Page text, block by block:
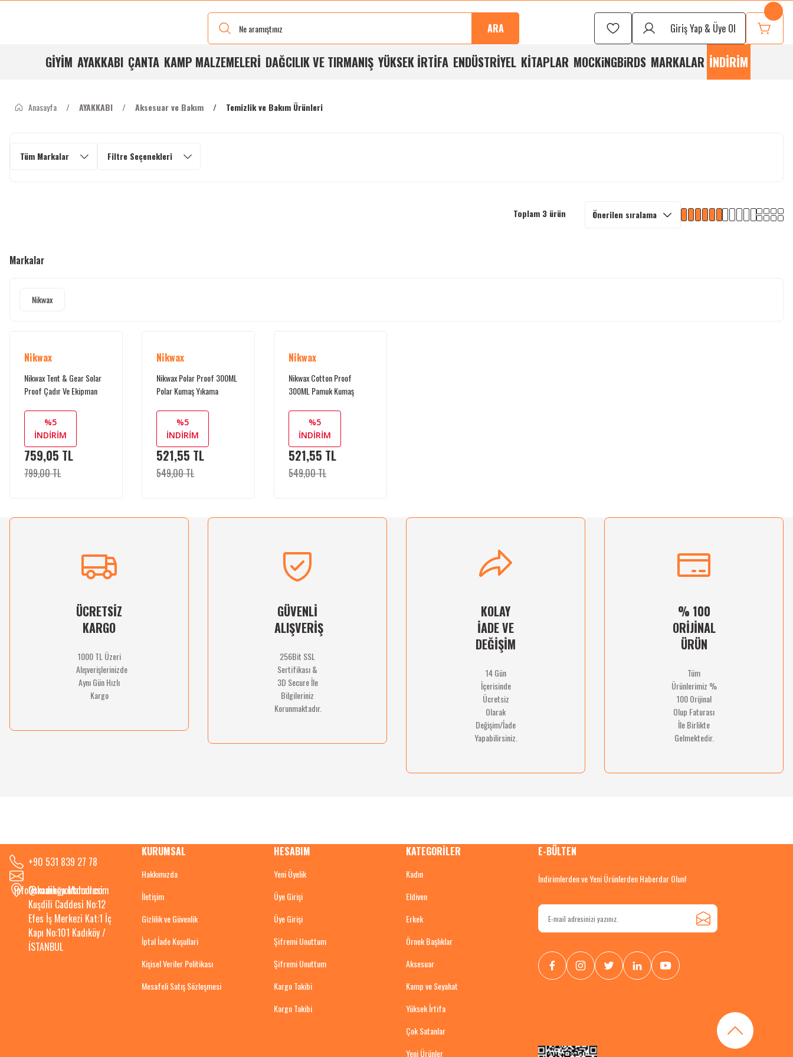
Ve Bedenleri
ile
Stoğumuzda
Buluşma
Kalite
Ücretsiz
Gün
İmkanı
ARA Giriş Yap & Üye Ol
GİYİM AYAKKABI ÇANTA KAMP MALZEMELERİ DAĞCILIK VE TIRMANIŞ YÜKSEK İRTİFA ENDÜSTRİYEL KİTAPLAR MOCKiNGBiRDS MARKALAR İNDİRİM
Anasayfa AYAKKABI Aksesuar ve Bakım Temizlik ve Bakım Ürünleri
Tüm Markalar Filtre Seçenekleri
Toplam 3 ürün
Markalar
Nikwax
Nikwax
Nikwax Tent & Gear Solar
Proof Çadır Ve Ekipman
%5
İNDİRİM
759,05 TL
799,00 TL
Nikwax
Nikwax Polar Proof 300ML
Polar Kumaş Yıkama
%5
İNDİRİM
521,55 TL
549,00 TL
Nikwax
Nikwax Cotton Proof
300ML Pamuk Kumaş
%5
İNDİRİM
521,55 TL
549,00 TL
ÜCRETSİZ
KARGO
1000 TL Üzeri
Alışverişlerinizde
Aynı Gün Hızlı
Kargo
GÜVENLİ
ALIŞVERİŞ
256Bit SSL
Sertifikası &
3D Secure İle
Bilgileriniz
Korunmaktadır.
KOLAY
İADE VE
DEĞİŞİM
14 Gün
İçerisinde
Ücretsiz
Olarak
Değişim/İade
Yapabilirsiniz.
% 100
ORİJİNAL
ÜRÜN
Tüm
Ürünlerimiz %
100 Orijinal
Olup Faturası
İle Birlikte
Gelmektedir.
+90 531 839 27 78
info@kadikoyoutdoor.com
Osmanağa Mahallesi
Kuşdili Caddesi No:12
Efes İş Merkezi Kat:1 İç
Kapı No:101 Kadıköy /
İSTANBUL
KURUMSAL
Hakkımızda
İletişim
Gizlilik ve Güvenlik
İptal İade Koşullari
Kişisel Veriler Politikası
Mesafeli Satış Sözleşmesi
HESABIM
Yeni Üyelik
Üye Girişi
Üye Girişi
Şifremi Unuttum
Şifremi Unuttum
Kargo Takibi
Kargo Takibi
KATEGORİLER
Kadın
Eldiven
Erkek
Örnek Başlıklar
Aksesuar
Kamp ve Seyahat
Yüksek İrtifa
Çok Satanlar
Yeni Ürünler
E-BÜLTEN
İndirimlerden ve Yeni Ürünlerden Haberdar Olun!